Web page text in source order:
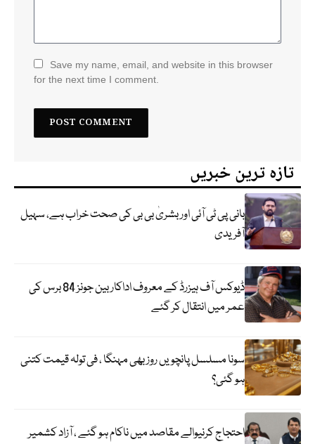
Save my name, email, and website in this browser
for the next time I comment.
تازہ ترین خبریں
بانی پی ٹی آئی اور بشریٰ بی بی کی صحت خراب ہے، سہیل
آفریدی
ڈیوکس آف ہیزرڈ کے معروف اداکار بین جونز 84 برس کی
عمر میں انتقال کر گئے
سونا مسلسل پانچویں روز بھی مہنگا ، فی تولہ قیمت کتنی
ہو گئی؟
احتجاج کرنیوالے مقاصد میں ناکام ہو گئے ، آزاد کشمیر